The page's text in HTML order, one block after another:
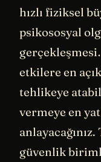
hızlı fiziksel
psikososyal
etkilere en
tehlikeye
vermeye en
güvenlik